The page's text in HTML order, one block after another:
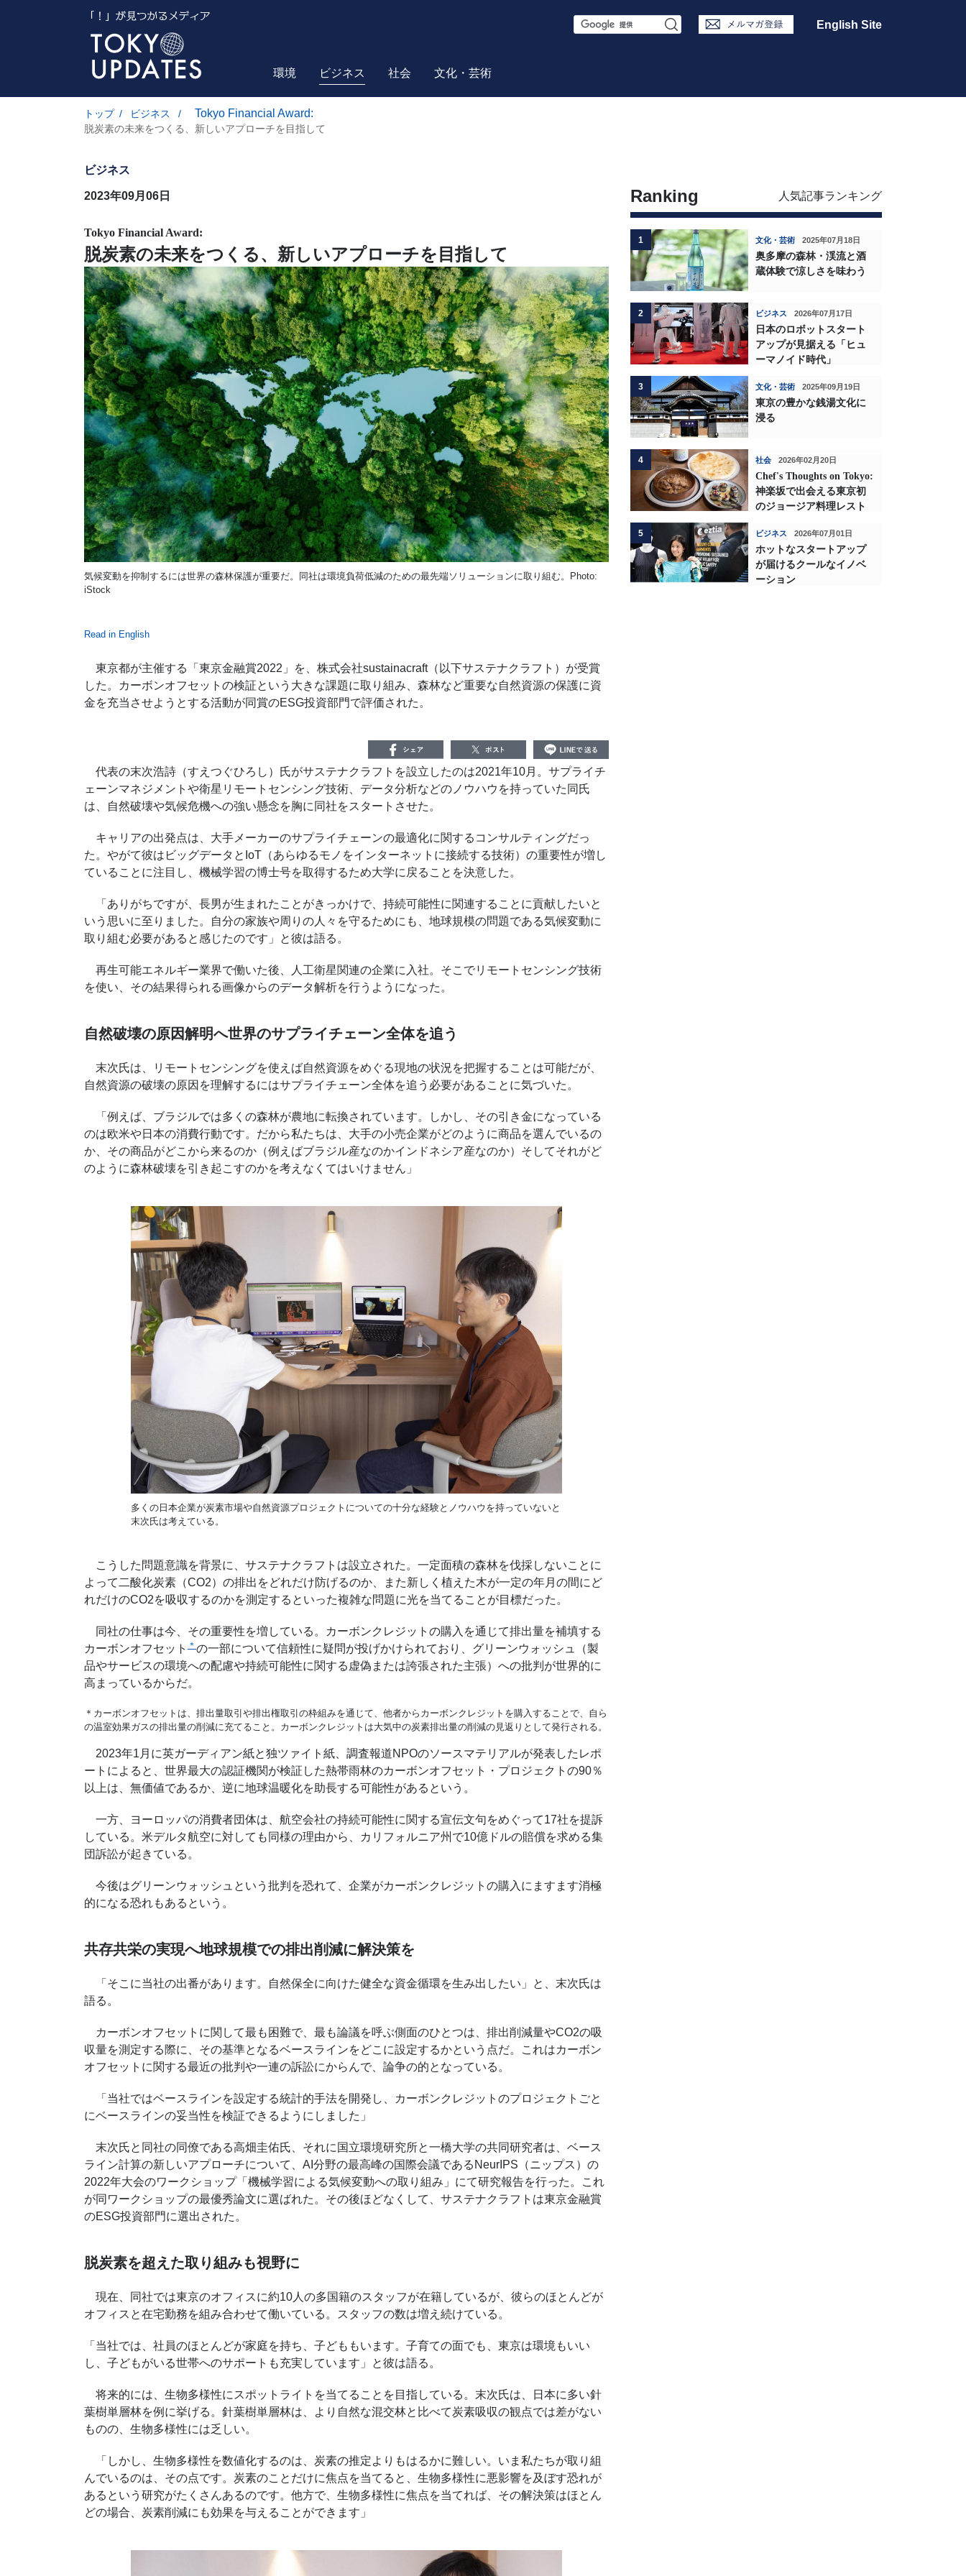
S
r
English Site
環境 ビジネス 社会 文化・芸術
トップ / ビジネス / Tokyo Financial Award:
脱炭素の未来をつくる、新しいアプローチを目指して
ビジネス
2023年09月06日
Tokyo Financial Award:
脱炭素の未来をつくる、新しいアプローチを目指して
気候変動を抑制するには世界の森林保護が重要だ。同社は環境負荷低減のための最先端ソリューションに取り組む。Photo:
iStock
Read in English
東京都が主催する「東京金融賞2022」を、株式会社sustainacraft（以下サステナクラフト）が受賞
した。カーボンオフセットの検証という大きな課題に取り組み、森林など重要な自然資源の保護に資
金を充当させようとする活動が同賞のESG投資部門で評価された。
代表の末次浩詩（すえつぐひろし）氏がサステナクラフトを設立したのは2021年10月。サプライチ
ェーンマネジメントや衛星リモートセンシング技術、データ分析などのノウハウを持っていた同氏
は、自然破壊や気候危機への強い懸念を胸に同社をスタートさせた。
キャリアの出発点は、大手メーカーのサプライチェーンの最適化に関するコンサルティングだっ
た。やがて彼はビッグデータとIoT（あらゆるモノをインターネットに接続する技術）の重要性が増し
ていることに注目し、機械学習の博士号を取得するため大学に戻ることを決意した。
「ありがちですが、長男が生まれたことがきっかけで、持続可能性に関連することに貢献したいと
いう思いに至りました。自分の家族や周りの人々を守るためにも、地球規模の問題である気候変動に
取り組む必要があると感じたのです」と彼は語る。
再生可能エネルギー業界で働いた後、人工衛星関連の企業に入社。そこでリモートセンシング技術
を使い、その結果得られる画像からのデータ解析を行うようになった。
自然破壊の原因解明へ世界のサプライチェーン全体を追う
末次氏は、リモートセンシングを使えば自然資源をめぐる現地の状況を把握することは可能だが、
自然資源の破壊の原因を理解するにはサプライチェーン全体を追う必要があることに気づいた。
「例えば、ブラジルでは多くの森林が農地に転換されています。しかし、その引き金になっている
のは欧米や日本の消費行動です。だから私たちは、大手の小売企業がどのように商品を選んでいるの
か、その商品がどこから来るのか（例えばブラジル産なのかインドネシア産なのか）そしてそれがど
のように森林破壊を引き起こすのかを考えなくてはいけません」
多くの日本企業が炭素市場や自然資源プロジェクトについての十分な経験とノウハウを持っていないと
末次氏は考えている。
こうした問題意識を背景に、サステナクラフトは設立された。一定面積の森林を伐採しないことに
よって二酸化炭素（CO2）の排出をどれだけ防げるのか、また新しく植えた木が一定の年月の間にど
れだけのCO2を吸収するのかを測定するといった複雑な問題に光を当てることが目標だった。
同社の仕事は今、その重要性を増している。カーボンクレジットの購入を通じて排出量を補填する
カーボンオフセット ＊ の一部について信頼性に疑問が投げかけられており、グリーンウォッシュ（製
品やサービスの環境への配慮や持続可能性に関する虚偽または誇張された主張）への批判が世界的に
高まっているからだ。
＊ カーボンオフセットは、排出量取引や排出権取引の枠組みを通じて、他者からカーボンクレジットを購入することで、自ら
の温室効果ガスの排出量の削減に充てること。カーボンクレジットは大気中の炭素排出量の削減の見返りとして発行される。
2023年1月に英ガーディアン紙と独ツァイト紙、調査報道NPOのソースマテリアルが発表したレポ
ートによると、世界最大の認証機関が検証した熱帯雨林のカーボンオフセット・プロジェクトの90％
以上は、無価値であるか、逆に地球温暖化を助長する可能性があるという。
一方、ヨーロッパの消費者団体は、航空会社の持続可能性に関する宣伝文句をめぐって17社を提訴
している。米デルタ航空に対しても同様の理由から、カリフォルニア州で10億ドルの賠償を求める集
団訴訟が起きている。
今後はグリーンウォッシュという批判を恐れて、企業がカーボンクレジットの購入にますます消極
的になる恐れもあるという。
共存共栄の実現へ地球規模での排出削減に解決策を
「そこに当社の出番があります。自然保全に向けた健全な資金循環を生み出したい」と、末次氏は
語る。
カーボンオフセットに関して最も困難で、最も論議を呼ぶ側面のひとつは、排出削減量やCO2の吸
収量を測定する際に、その基準となるベースラインをどこに設定するかという点だ。これはカーボン
オフセットに関する最近の批判や一連の訴訟にからんで、論争の的となっている。
「当社ではベースラインを設定する統計的手法を開発し、カーボンクレジットのプロジェクトごと
にベースラインの妥当性を検証できるようにしました」
末次氏と同社の同僚である高畑圭佑氏、それに国立環境研究所と一橋大学の共同研究者は、ベース
ライン計算の新しいアプローチについて、AI分野の最高峰の国際会議であるNeurIPS（ニップス）の
2022年大会のワークショップ「機械学習による気候変動への取り組み」にて研究報告を行った。これ
が同ワークショップの最優秀論文に選ばれた。その後ほどなくして、サステナクラフトは東京金融賞
のESG投資部門に選出された。
脱炭素を超えた取り組みも視野に
現在、同社では東京のオフィスに約10人の多国籍のスタッフが在籍しているが、彼らのほとんどが
オフィスと在宅勤務を組み合わせて働いている。スタッフの数は増え続けている。
「当社では、社員のほとんどが家庭を持ち、子どももいます。子育ての面でも、東京は環境もいい
し、子どもがいる世帯へのサポートも充実しています」と彼は語る。
将来的には、生物多様性にスポットライトを当てることを目指している。末次氏は、日本に多い針
葉樹単層林を例に挙げる。針葉樹単層林は、より自然な混交林と比べて炭素吸収の観点では差がない
ものの、生物多様性には乏しい。
「しかし、生物多様性を数値化するのは、炭素の推定よりもはるかに難しい。いま私たちが取り組
んでいるのは、その点です。炭素のことだけに焦点を当てると、生物多様性に悪影響を及ぼす恐れが
あるという研究がたくさんあるのです。他方で、生物多様性に焦点を当てれば、その解決策はほとん
どの場合、炭素削減にも効果を与えることができます」
Ranking 人気記事ランキング
1 文化・芸術 2025年07月18日
奥多摩の森林・渓流と酒
蔵体験で涼しさを味わう
2 ビジネス 2026年07月17日
日本のロボットスタート
アップが見据える「ヒュ
ーマノイド時代」
3 文化・芸術 2025年09月19日
東京の豊かな銭湯文化に
浸る
4 社会 2026年02月20日
Chef's Thoughts on Tokyo:
神楽坂で出会える東京初
のジョージア料理レスト
5 ビジネス 2026年07月01日
ホットなスタートアップ
が届けるクールなイノベ
ーション